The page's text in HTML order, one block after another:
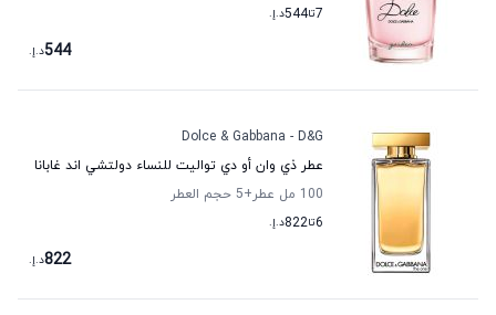
7تا544د.إ.
544د.إ.
Dolce & Gabbana - D&G
عطر ذي وان أو دي تواليت للنساء دولتشي اند غابانا
100 مل عطر
+5
حجم العطر
6تا822د.إ.
822د.إ.